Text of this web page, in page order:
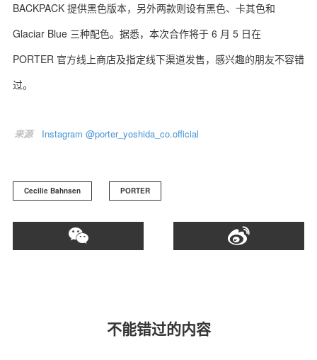
BACKPACK 提供黑色版本，另外两款则设有黑色、卡其色和
Glaciar Blue 三种配色。据悉，本次合作将于 6 月 5 日在
PORTER 官方线上商店及指定线下渠道发售，感兴趣的朋友不容错
过。
来源 Instagram @porter_yoshida_co.official
Cecilie Bahnsen PORTER
不能错过的内容